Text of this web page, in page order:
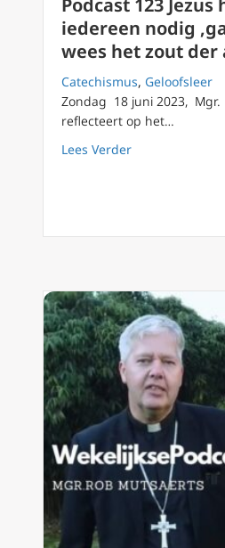
Podcast 123 Jezus
iedereen nodig
wees het zout der
Catechismus, Geloofsleer
Zondag 18 juni 2023, Mgr.
reflecteert op het…
Lees Verderabout Podcast